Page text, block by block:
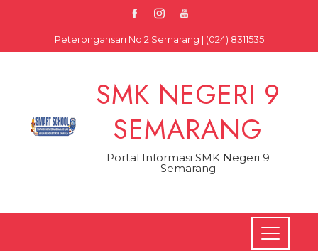
Peterongansari No.2 Semarang | (024) 8311535
SMK NEGERI 9
SEMARANG
Portal Informasi SMK Negeri 9
Semarang